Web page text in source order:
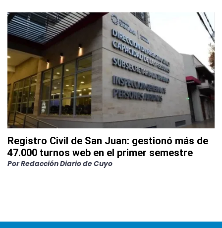
Registro Civil de San Juan: gestionó más de
47.000 turnos web en el primer semestre
PorRedacción Diario de Cuyo